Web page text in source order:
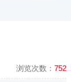
浏览次数：752